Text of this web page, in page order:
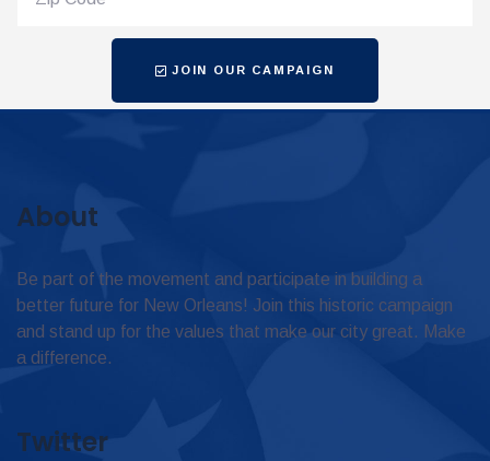
JOIN OUR CAMPAIGN
About
Be part of the movement and participate in building a
better future for New Orleans! Join this historic campaign
and stand up for the values that make our city great. Make
a difference.
Twitter